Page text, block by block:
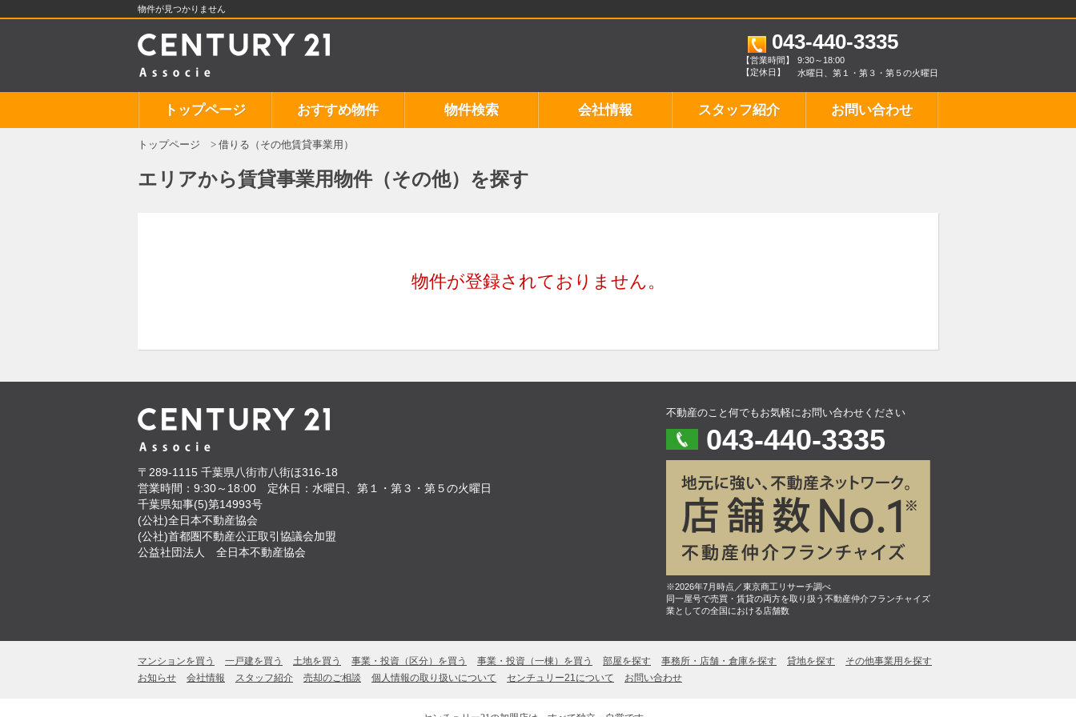
物件が見つかりません
043-440-3335
【営業時間】
9:30～18:00
【定休日】
水曜日、第１・第３・第５の火曜日
トップページ おすすめ物件 物件検索 会社情報 スタッフ紹介 お問い合わせ
トップページ 借りる（その他賃貸事業用）
エリアから賃貸事業用物件（その他）を探す
物件が登録されておりません。
〒289-1115 千葉県八街市八街ほ316-18
営業時間：9:30～18:00 定休日：水曜日、第１・第３・第５の火曜日
千葉県知事(5)第14993号
(公社)全日本不動産協会
(公社)首都圏不動産公正取引協議会加盟
公益社団法人 全日本不動産協会
不動産のこと何でもお気軽にお問い合わせください
043-440-3335
※2026年7月時点／東京商工リサーチ調べ
同一屋号で売買・賃貸の両方を取り扱う不動産仲介フランチャイズ
業としての全国における店舗数
マンションを買う 一戸建を買う 土地を買う 事業・投資（区分）を買う 事業・投資（一棟）を買う 部屋を探す 事務所・店舗・倉庫を探す 貸地を探す
その他事業用を探す
お知らせ
会社情報 スタッフ紹介 売却のご相談 個人情報の取り扱いについて センチュリー21について お問い合わせ